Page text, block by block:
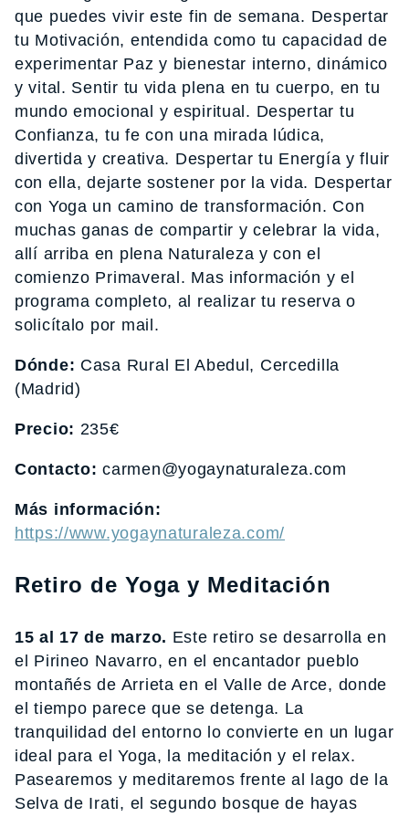
que puedes vivir este fin de semana. Despertar
tu Motivación, entendida como tu capacidad de
experimentar Paz y bienestar interno, dinámico
y vital. Sentir tu vida plena en tu cuerpo, en tu
mundo emocional y espiritual. Despertar tu
Confianza, tu fe con una mirada lúdica,
divertida y creativa. Despertar tu Energía y fluir
con ella, dejarte sostener por la vida. Despertar
con Yoga un camino de transformación. Con
muchas ganas de compartir y celebrar la vida,
allí arriba en plena Naturaleza y con el
comienzo Primaveral. Mas información y el
programa completo, al realizar tu reserva o
solicítalo por mail.
Dónde: Casa Rural El Abedul, Cercedilla
(Madrid)
Precio: 235€
Contacto: carmen@yogaynaturaleza.com
Más información:
https://www.yogaynaturaleza.com/
Retiro de Yoga y Meditación
15 al 17 de marzo. Este retiro se desarrolla en
el Pirineo Navarro, en el encantador pueblo
montañés de Arrieta en el Valle de Arce, donde
el tiempo parece que se detenga. La
tranquilidad del entorno lo convierte en un lugar
ideal para el Yoga, la meditación y el relax.
Pasearemos y meditaremos frente al lago de la
Selva de Irati, el segundo bosque de hayas